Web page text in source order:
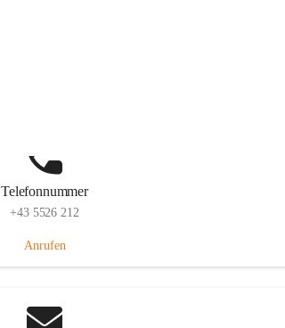
Telefonnummer
+43 5526 212
Anrufen